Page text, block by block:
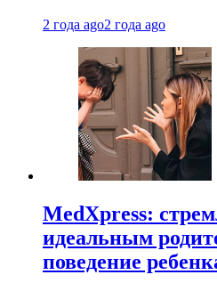
2 года ago2 года ago
MedXpress:
идеальным
поведение